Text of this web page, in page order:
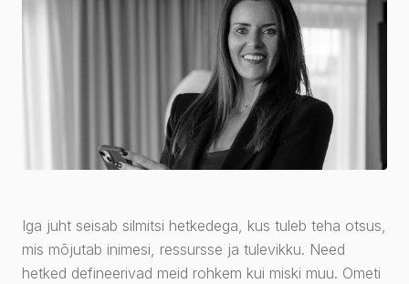
Iga juht seisab silmitsi hetkedega, kus tuleb teha otsus,
mis mõjutab inimesi, ressursse ja tulevikku. Need
hetked defineerivad meid rohkem kui miski muu. Ometi